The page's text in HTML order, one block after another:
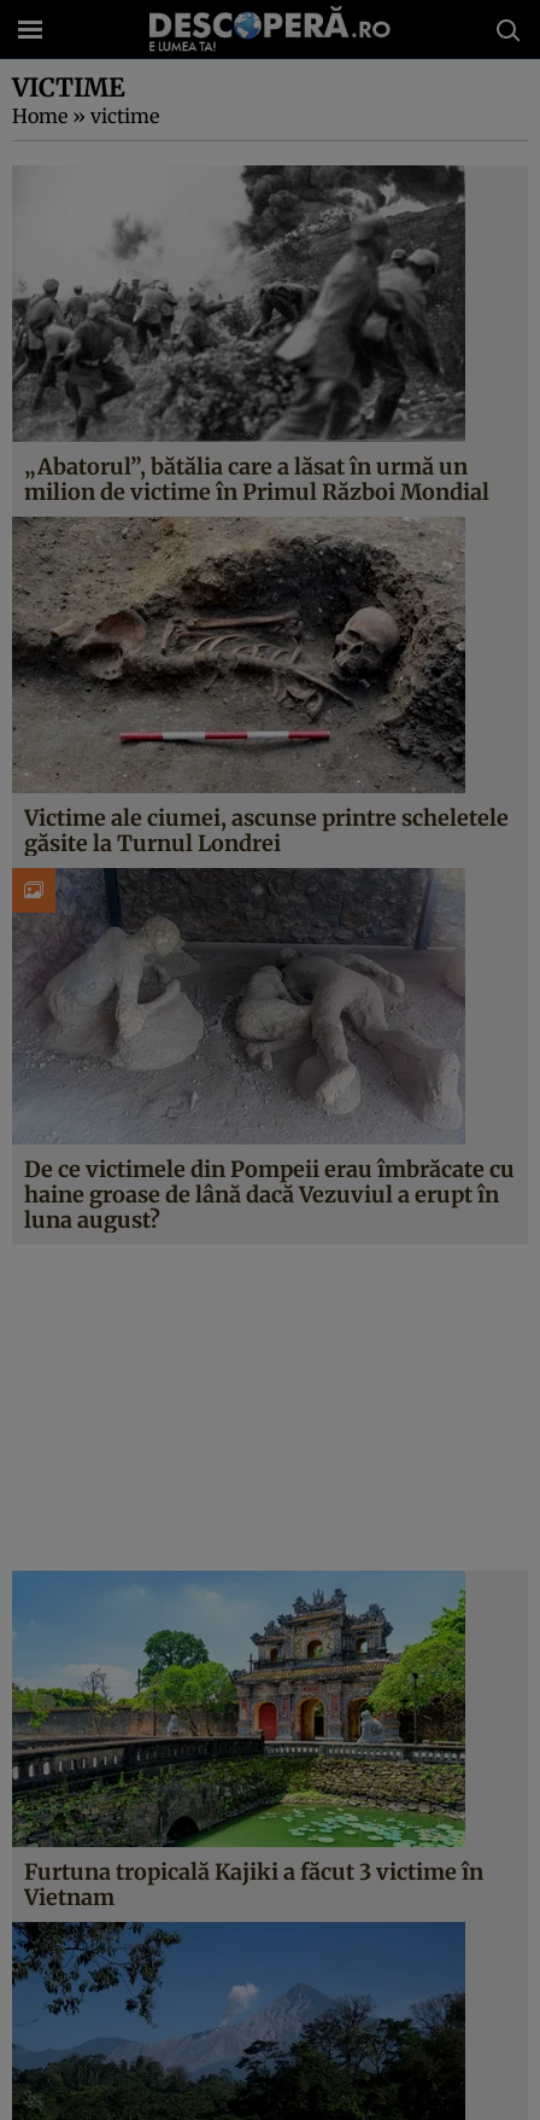
VICTIME
Home » victime
„Abatorul”, bătălia care a lăsat în urmă un
milion de victime în Primul Război Mondial
Victime ale ciumei, ascunse printre scheletele
găsite la Turnul Londrei
De ce victimele din Pompeii erau îmbrăcate cu
haine groase de lână dacă Vezuviul a erupt în
luna august?
Furtuna tropicală Kajiki a făcut 3 victime în
Vietnam